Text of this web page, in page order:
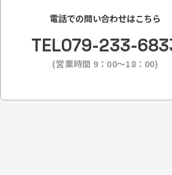
電話での問い合わせはこちら
TEL079-233-
(営業時間 9：00〜18：00)